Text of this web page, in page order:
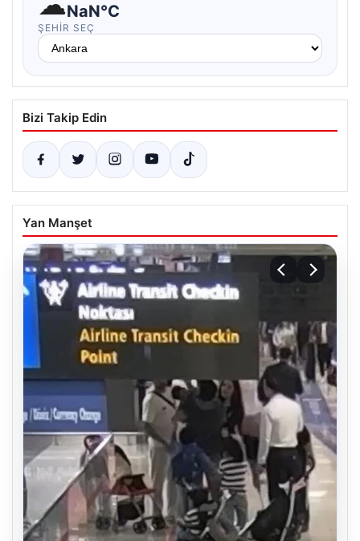
NaN°C
ŞEHIR SEÇ
Bizi Takip Edin
Yan Manşet